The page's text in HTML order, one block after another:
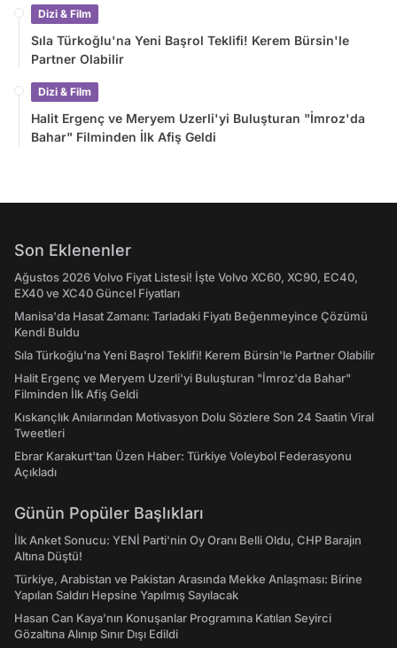
Dizi & Film
Sıla Türkoğlu'na Yeni Başrol Teklifi! Kerem Bürsin'le
Partner Olabilir
Dizi & Film
Halit Ergenç ve Meryem Uzerli'yi Buluşturan "İmroz'da
Bahar" Filminden İlk Afiş Geldi
Son Eklenenler
Ağustos 2026 Volvo Fiyat Listesi! İşte Volvo XC60, XC90, EC40,
EX40 ve XC40 Güncel Fiyatları
Manisa'da Hasat Zamanı: Tarladaki Fiyatı Beğenmeyince Çözümü
Kendi Buldu
Sıla Türkoğlu'na Yeni Başrol Teklifi! Kerem Bürsin'le Partner Olabilir
Halit Ergenç ve Meryem Uzerli'yi Buluşturan "İmroz'da Bahar"
Filminden İlk Afiş Geldi
Kıskançlık Anılarından Motivasyon Dolu Sözlere Son 24 Saatin Viral
Tweetleri
Ebrar Karakurt'tan Üzen Haber: Türkiye Voleybol Federasyonu
Açıkladı
Günün Popüler Başlıkları
İlk Anket Sonucu: YENİ Parti'nin Oy Oranı Belli Oldu, CHP Barajın
Altına Düştü!
Türkiye, Arabistan ve Pakistan Arasında Mekke Anlaşması: Birine
Yapılan Saldırı Hepsine Yapılmış Sayılacak
Hasan Can Kaya’nın Konuşanlar Programına Katılan Seyirci
Gözaltına Alınıp Sınır Dışı Edildi